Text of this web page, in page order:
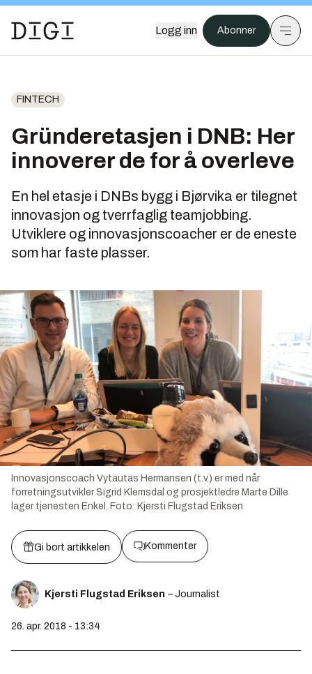
Logg inn Abonner
FINTECH
Gründeretasjen i DNB: Her
innoverer de for å overleve
En hel etasje i DNBs bygg i Bjørvika er tilegnet
innovasjon og tverrfaglig teamjobbing.
Utviklere og innovasjonscoacher er de eneste
som har faste plasser.
Innovasjonscoach Vytautas Hermansen (t.v.) er med når
forretningsutvikler Sigrid Klemsdal og prosjektledre Marte Dille
lager tjenesten Enkel. Foto: Kjersti Flugstad Eriksen
Gi bort artikkelen Kommenter
Kjersti Flugstad Eriksen – Journalist
26. apr. 2018 - 13:34